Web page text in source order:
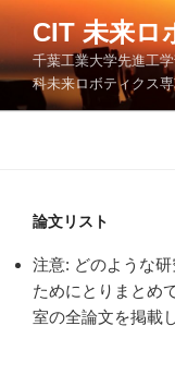
コ
テ
ツ
CIT 未来ロ
千葉工業大学先進工
科未来ロボティクス
論文リスト
注意: どのような
ためにとりまとめ
室の全論文を掲載